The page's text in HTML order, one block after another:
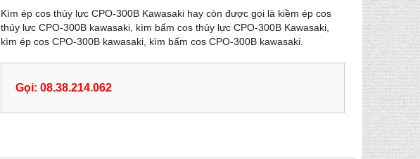
Kìm ép cos thủy lực CPO-300B Kawasaki hay còn được gọi là kiềm ép cos
thủy lực CPO-300B kawasaki, kìm bấm cos thủy lực CPO-300B Kawasaki,
kìm ép cos CPO-300B kawasaki, kìm bấm cos CPO-300B kawasaki.
Gọi: 08.38.214.062